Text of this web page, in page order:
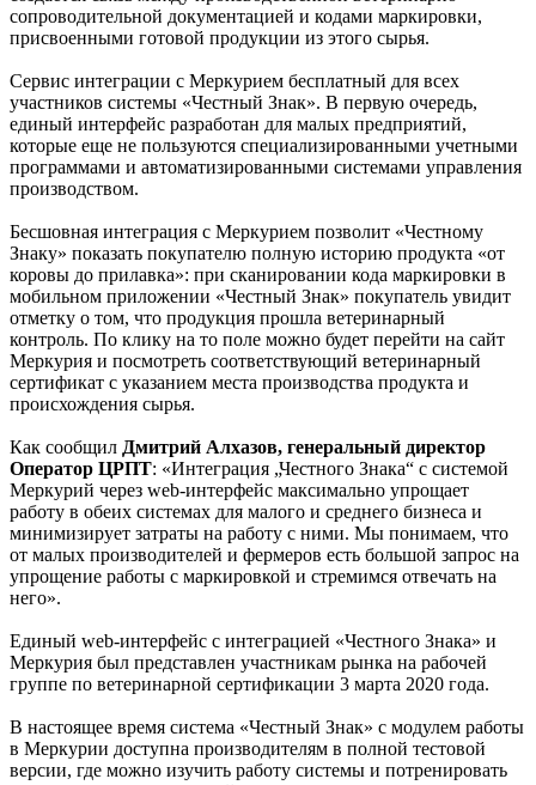
сопроводительной документацией и кодами маркировки,
присвоенными готовой продукции из этого сырья.
Сервис интеграции с Меркурием бесплатный для всех
участников системы «Честный Знак». В первую очередь,
единый интерфейс разработан для малых предприятий,
которые еще не пользуются специализированными учетными
программами и автоматизированными системами управления
производством.
Бесшовная интеграция с Меркурием позволит «Честному
Знаку» показать покупателю полную историю продукта «от
коровы до прилавка»: при сканировании кода маркировки в
мобильном приложении «Честный Знак» покупатель увидит
отметку о том, что продукция прошла ветеринарный
контроль. По клику на то поле можно будет перейти на сайт
Меркурия и посмотреть соответствующий ветеринарный
сертификат с указанием места производства продукта и
происхождения сырья.
Как сообщил Дмитрий Алхазов, генеральный директор
Оператор ЦРПТ: «Интеграция „Честного Знака“ с системой
Меркурий через web-интерфейс максимально упрощает
работу в обеих системах для малого и среднего бизнеса и
минимизирует затраты на работу с ними. Мы понимаем, что
от малых производителей и фермеров есть большой запрос на
упрощение работы с маркировкой и стремимся отвечать на
него».
Единый web-интерфейс с интеграцией «Честного Знака» и
Меркурия был представлен участникам рынка на рабочей
группе по ветеринарной сертификации 3 марта 2020 года.
В настоящее время система «Честный Знак» с модулем работы
в Меркурии доступна производителям в полной тестовой
версии, где можно изучить работу системы и потренировать